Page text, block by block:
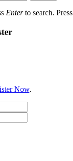
Enterto search. Press
Now.